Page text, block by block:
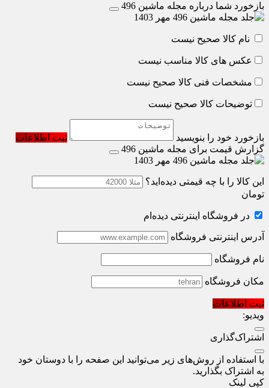
بازخورد شما درباره مجله ماشین 496
نام کالا صحیح نیست
عکس های کالا مناسب نیست
مشخصات فنی کالا صحیح نیست
توضیحات کالا صحیح نیست
بازخورد خود را بنویسید
ثبت اطلاعات
گزارش قیمت برای مجله ماشین 496
این کالا را با چه قیمتی دیده‌اید؟
تومان
در فروشگاه اینترنتی دیده‌ام
آدرس اینترنتی فروشگاه
نام فروشگاه
مکان فروشگاه
ثبت اطلاعات
ویدیو:
اشتراک‌گذاری
با استفاده از روش‌های زیر می‌توانید این صفحه را با دوستان خود
به اشتراک بگذارید.
کپی لینک